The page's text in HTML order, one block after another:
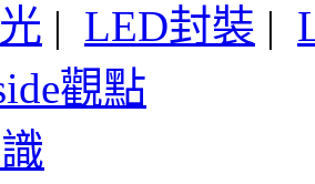
| LED封裝 |
觀點